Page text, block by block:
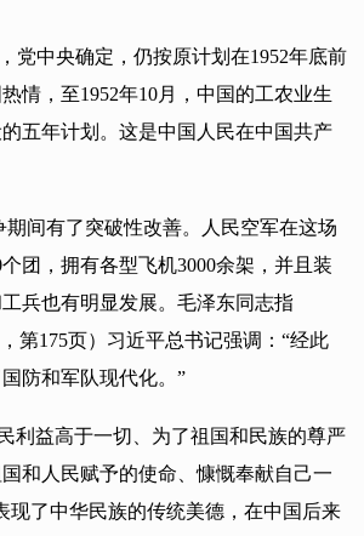
党中央确定，仍按原计划在1952年底前
情，至1952年10月，中国的工农业生
五年计划。这是中国人民在中国共产
间有了突破性改善。人民空军在这场
团，拥有各型飞机3000余架，并且装
兵也有明显发展。毛泽东同志指
175页）习近平总书记强调：“经此
防和军队现代化。”
利益高于一切、为了祖国和民族的尊严
和人民赋予的使命、慷慨奉献自己一
现了中华民族的传统美德，在中国后来